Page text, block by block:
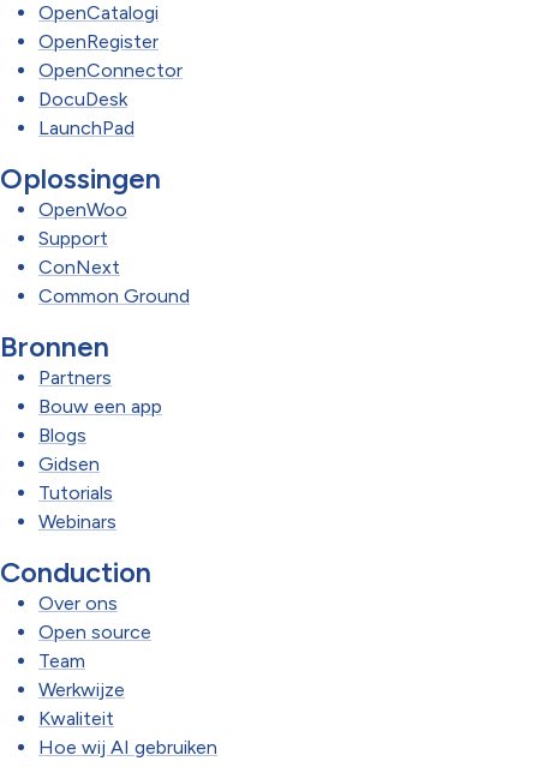
OpenCatalogi
OpenRegister
OpenConnector
DocuDesk
LaunchPad
Oplossingen
OpenWoo
Support
ConNext
Common Ground
Bronnen
Partners
Bouw een app
Blogs
Gidsen
Tutorials
Webinars
Conduction
Over ons
Open source
Team
Werkwijze
Kwaliteit
Hoe wij AI gebruiken